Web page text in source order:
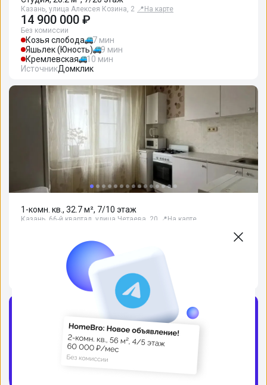
Казань, улица Алексея Козина, 2 📍 На карте
14 900 000 ₽
Без комиссии
Козья слобода
7 мин
Яшьлек (Юность)
9 мин
Кремлевская
10 мин
ИсточникДомклик
1-комн. кв., 32.7 м², 7/10 этаж
Казань, 66-й квартал, улица Четаева, 20 📍На карте
Козья слобода
6 мин
Яшьлек (Юность)
8 мин
Авиастроительная
8 мин
Домклик